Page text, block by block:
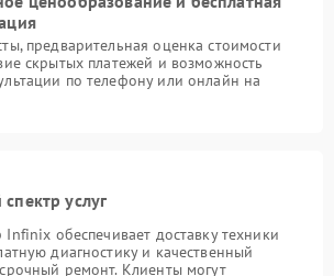
предварительная оценка стоимости
скрытых платежей и возможность
по телефону или онлайн на
услуг
обеспечивает доставку техники
диагностику и качественный
ремонт. Клиенты могут